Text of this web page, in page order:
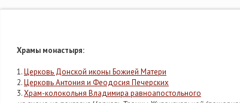
Храмы монастыря:
1.Церковь Донской иконы Божией Матери
2.Церковь Антония и Феодосия Печерских
3.Храм-колокольня Владимира равноапостольного